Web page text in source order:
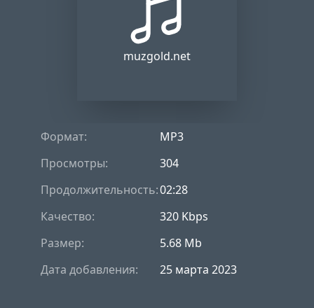
muzgold.net
Формат:
MP3
Просмотры:
304
Продолжительность:02:28
Качество:
320 Kbps
Размер:
5.68 Mb
Дата добавления:
25 марта 2023